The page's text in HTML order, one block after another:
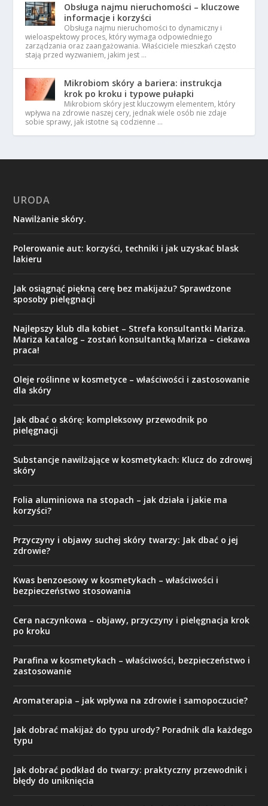
Obsługa najmu nieruchomości – kluczowe
informacje i korzyści
Obsługa najmu nieruchomości to dynamiczny i
wieloaspektowy proces, który wymaga odpowiedniego
zarządzania oraz zaangażowania. Właściciele mieszkań często
stają przed wyzwaniem, jakim jest …
Mikrobiom skóry a bariera: instrukcja
krok po kroku i typowe pułapki
Mikrobiom skóry jest kluczowym elementem, który
wpływa na zdrowie naszej cery, jednak wiele osób nie zdaje
sobie sprawy, jak istotne są codzienne …
URODA
Nawilżanie skóry.
Polerowanie aut: korzyści, techniki i jak uzyskać blask
lakieru
Jak osiągnąć piękną cerę bez makijażu? Sprawdzone
sposoby pielęgnacji
Najlepszy klub dla kobiet – Strefa konsultantki Mariza.
Mariza katalog – zostań konsultantką Mariza – ciekawa
praca!
Oleje roślinne w kosmetyce – właściwości i zastosowanie
dla skóry
Jak dbać o skórę: kompleksowy przewodnik po
pielęgnacji
Substancje nawilżające w kosmetykach: Klucz do zdrowej
skóry
Folia aluminiowa na stopach – jak działa i jakie ma
korzyści?
Przyczyny i objawy suchej skóry twarzy: Jak dbać o jej
zdrowie?
Kwas benzoesowy w kosmetykach – właściwości i
bezpieczeństwo stosowania
Cera naczynkowa – objawy, przyczyny i pielęgnacja krok
po kroku
Parafina w kosmetykach – właściwości, bezpieczeństwo i
zastosowanie
Aromaterapia – jak wpływa na zdrowie i samopoczucie?
Jak dobrać makijaż do typu urody? Poradnik dla każdego
typu
Jak dobrać podkład do twarzy: praktyczny przewodnik i
błędy do uniknięcia